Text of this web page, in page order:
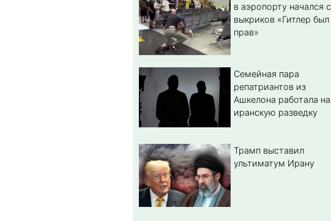
в аэропорту начался с
выкриков «Гитлер был
прав»
Семейная пара
репатриантов из
Ашкелона работала на
иранскую разведку
Трамп выставил
ультиматум Ирану